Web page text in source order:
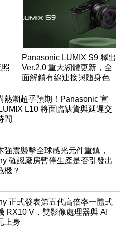
Panasonic LUMIX S9 釋出
Ver.2.0 重大韌體更新，全
面解鎖有線連接與隨身色
調編輯
熱潮超乎預期！Panasonic 宣
L10 將面臨缺貨與延遲交
間
強震襲擊全球感光元件重鎮，
確認廠房暫停生產是否引發出
機？
正式發表第五代高倍率一體式
RX10 V，雙影像處理器與 AI
上身